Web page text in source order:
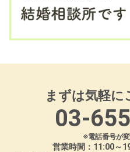
まずは気軽に
03-
※電話番号が
営業時間：11:00～